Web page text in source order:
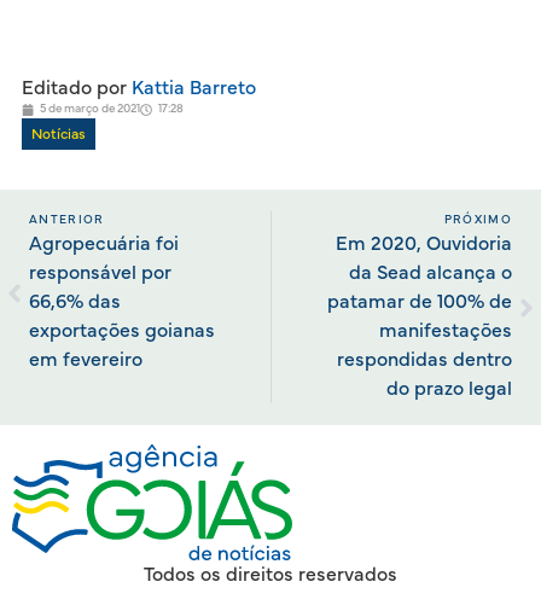
Editado porKattia Barreto
5 de março de 2021 17:28
Notícias
ANTERIOR
Agropecuária foi
responsável por
66,6% das
exportações goianas
em fevereiro
PRÓXIMO
Em 2020, Ouvidoria
da Sead alcança o
patamar de 100% de
manifestações
respondidas dentro
do prazo legal
Todos os direitos reservados